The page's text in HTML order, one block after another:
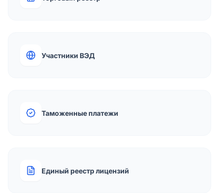
Участники ВЭД
Таможенные платежи
Единый реестр лицензий